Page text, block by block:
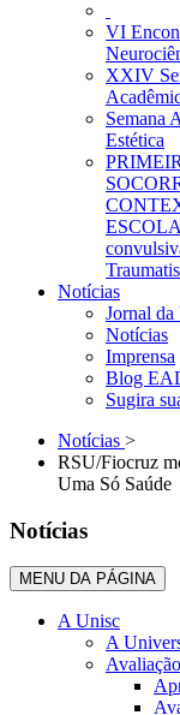
VI
XXIV
Semana
Estética
Notícias
Jornal da
Notícias
Imprensa
Blog
Sugira
Notícias >
RSU/Fiocruz
Uma Só Saúde
Notícias
MENU DA PÁGINA
A Unisc
A